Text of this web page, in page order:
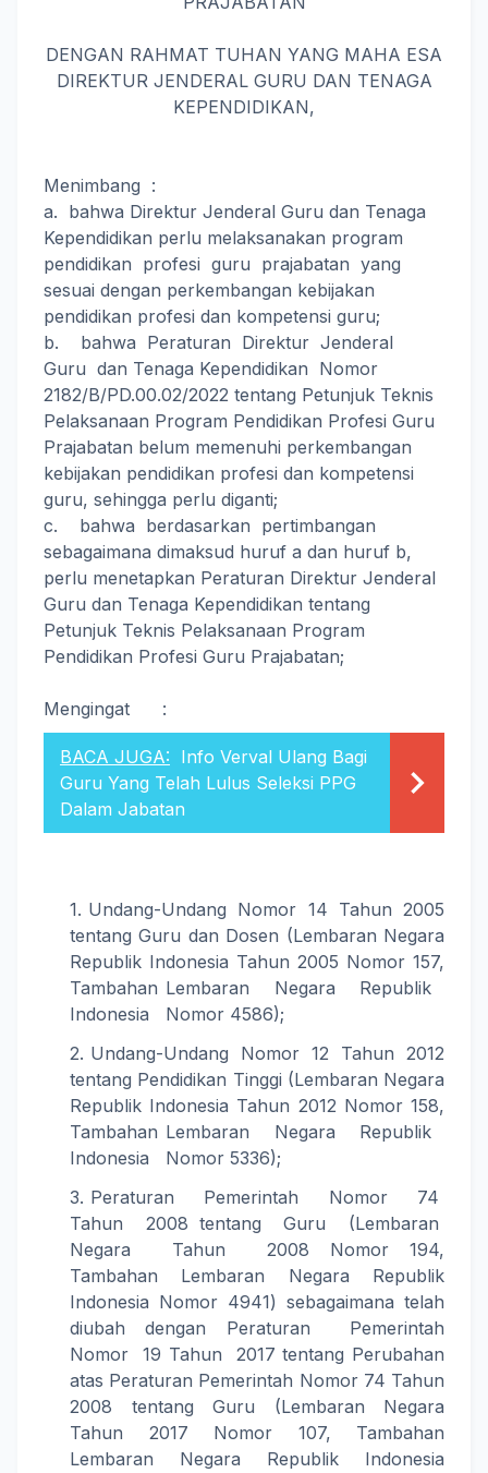
DENGAN RAHMAT TUHAN YANG MAHA ESA
DIREKTUR JENDERAL GURU DAN TENAGA
KEPENDIDIKAN,
Menimbang :
a. bahwa Direktur Jenderal Guru dan Tenaga
Kependidikan perlu melaksanakan program
pendidikan profesi guru prajabatan yang
sesuai dengan perkembangan kebijakan
pendidikan profesi dan kompetensi guru;
b. bahwa Peraturan Direktur Jenderal
Guru dan Tenaga Kependidikan Nomor
2182/B/PD.00.02/2022 tentang Petunjuk Teknis
Pelaksanaan Program Pendidikan Profesi Guru
Prajabatan belum memenuhi perkembangan
kebijakan pendidikan profesi dan kompetensi
guru, sehingga perlu diganti;
c. bahwa berdasarkan pertimbangan
sebagaimana dimaksud huruf a dan huruf b,
perlu menetapkan Peraturan Direktur Jenderal
Guru dan Tenaga Kependidikan tentang
Petunjuk Teknis Pelaksanaan Program
Pendidikan Profesi Guru Prajabatan;
Mengingat :
BACA JUGA: Info Verval Ulang Bagi
Guru Yang Telah Lulus Seleksi PPG
Dalam Jabatan
Undang-Undang Nomor 14 Tahun 2005
tentang Guru dan Dosen (Lembaran Negara
Republik Indonesia Tahun 2005 Nomor 157,
Tambahan Lembaran Negara Republik
Indonesia Nomor 4586);
Undang-Undang Nomor 12 Tahun 2012
tentang Pendidikan Tinggi (Lembaran Negara
Republik Indonesia Tahun 2012 Nomor 158,
Tambahan Lembaran Negara Republik
Indonesia Nomor 5336);
Peraturan Pemerintah Nomor 74
Tahun 2008 tentang Guru (Lembaran
Negara Tahun 2008 Nomor 194,
Tambahan Lembaran Negara Republik
Indonesia Nomor 4941) sebagaimana telah
diubah dengan Peraturan Pemerintah
Nomor 19 Tahun 2017 tentang Perubahan
atas Peraturan Pemerintah Nomor 74 Tahun
2008 tentang Guru (Lembaran Negara
Tahun 2017 Nomor 107, Tambahan
Lembaran Negara Republik Indonesia